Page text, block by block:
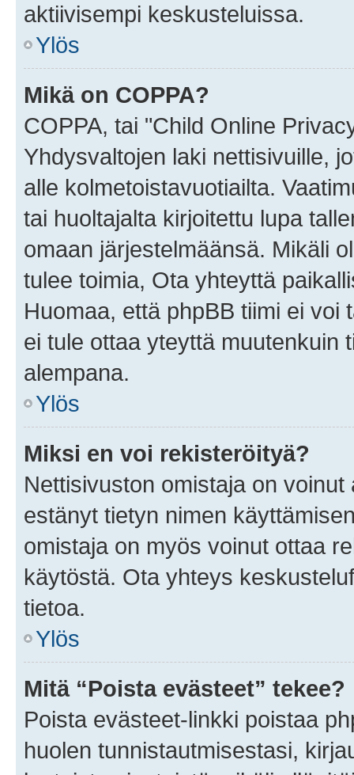
aktiivisempi keskusteluissa.
Ylös
Mikä on COPPA?
COPPA, tai "Child Online
Yhdysvaltojen laki nettisivuille,
alle kolmetoistavuotiailta.
tai huoltajalta kirjoitettu lupa
omaan järjestelmäänsä. Mikäli
tulee toimia, Ota yhteyttä
Huomaa, että phpBB tiimi ei
ei tule ottaa yteyttä muutenkuin
alempana.
Ylös
Miksi en voi rekisteröityä?
Nettisivuston omistaja on
estänyt tietyn nimen
omistaja on myös voinut ottaa
käytöstä. Ota yhteys
tietoa.
Ylös
Mitä “Poista evästeet” tekee?
Poista evästeet-linkki poistaa
huolen tunnistautmisestasi,